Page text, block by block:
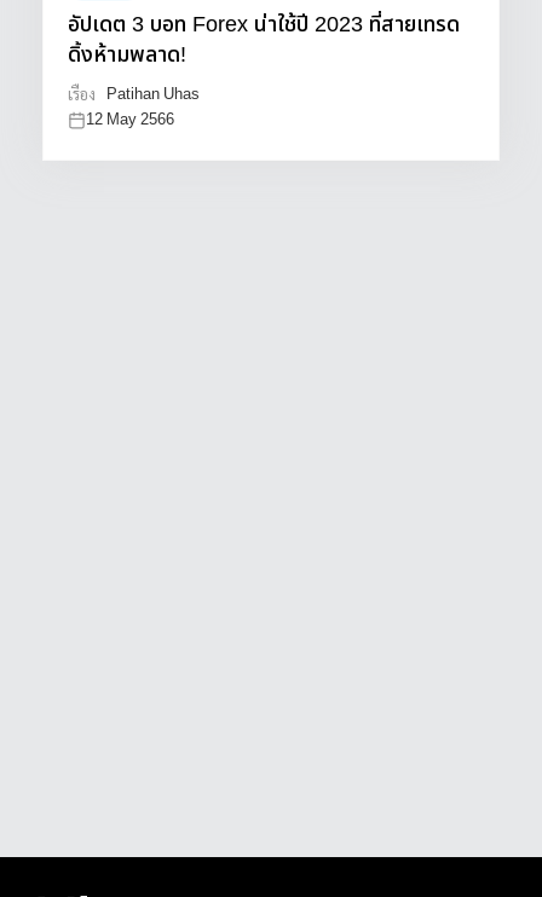
อัปเดต 3 บอท Forex น่าใช้ปี 2023 ที่สายเทรด
ดิ้งห้ามพลาด!
เรื่อง
Patihan Uhas
12 May 2566